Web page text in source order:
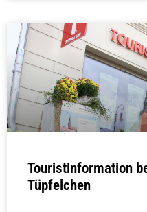
Touristinformation
Tüpfelchen